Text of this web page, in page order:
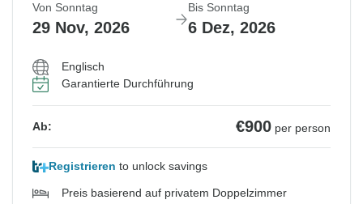
Von Sonntag
29 Nov, 2026
Bis Sonntag
6 Dez, 2026
Englisch
Garantierte Durchführung
Ab: €900 per person
Registrieren to unlock savings
Preis basierend auf privatem Doppelzimmer